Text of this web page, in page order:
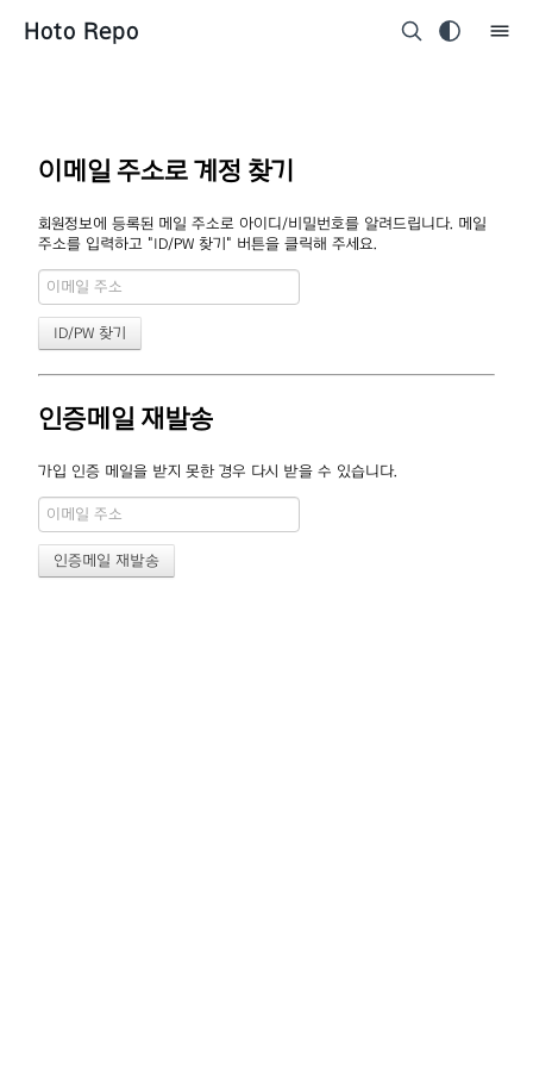
Hoto Repo
이메일 주소로 계정 찾기
회원정보에 등록된 메일 주소로 아이디/비밀번호를 알려드립니다. 메일
주소를 입력하고 "ID/PW 찾기" 버튼을 클릭해 주세요.
인증메일 재발송
가입 인증 메일을 받지 못한 경우 다시 받을 수 있습니다.